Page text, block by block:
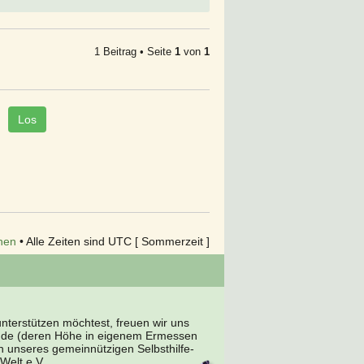
1 Beitrag • Seite 1 von 1
• Alle Zeiten sind UTC [ Sommerzeit ]
möchtest, freuen wir uns
(deren Höhe in eigenem Ermessen
unseres gemeinnützigen Selbsthilfe-
e.V.